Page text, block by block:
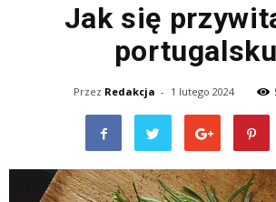
Jak się
Przez Redakcja - 1 lutego 2024